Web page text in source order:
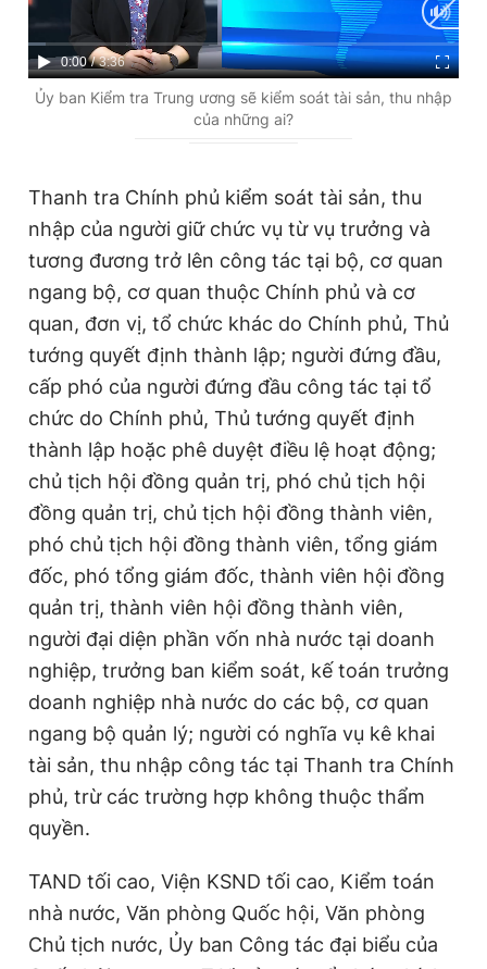
C
u
e
n
t
T
i
m
0:00 / D
u
t
i
o
n
3:36
Ủy ban Kiểm tra Trung ương sẽ kiểm soát tài sản, thu nhập
của những ai?
Thanh tra Chính phủ kiểm soát tài sản, thu
nhập của người giữ chức vụ từ vụ trưởng và
tương đương trở lên công tác tại bộ, cơ quan
ngang bộ, cơ quan thuộc Chính phủ và cơ
quan, đơn vị, tổ chức khác do Chính phủ, Thủ
tướng quyết định thành lập; người đứng đầu,
cấp phó của người đứng đầu công tác tại tổ
chức do Chính phủ, Thủ tướng quyết định
thành lập hoặc phê duyệt điều lệ hoạt động;
chủ tịch hội đồng quản trị, phó chủ tịch hội
đồng quản trị, chủ tịch hội đồng thành viên,
phó chủ tịch hội đồng thành viên, tổng giám
đốc, phó tổng giám đốc, thành viên hội đồng
quản trị, thành viên hội đồng thành viên,
người đại diện phần vốn nhà nước tại doanh
nghiệp, trưởng ban kiểm soát, kế toán trưởng
doanh nghiệp nhà nước do các bộ, cơ quan
ngang bộ quản lý; người có nghĩa vụ kê khai
tài sản, thu nhập công tác tại Thanh tra Chính
phủ, trừ các trường hợp không thuộc thẩm
quyền.
TAND tối cao, Viện KSND tối cao, Kiểm toán
nhà nước, Văn phòng Quốc hội, Văn phòng
Chủ tịch nước, Ủy ban Công tác đại biểu của